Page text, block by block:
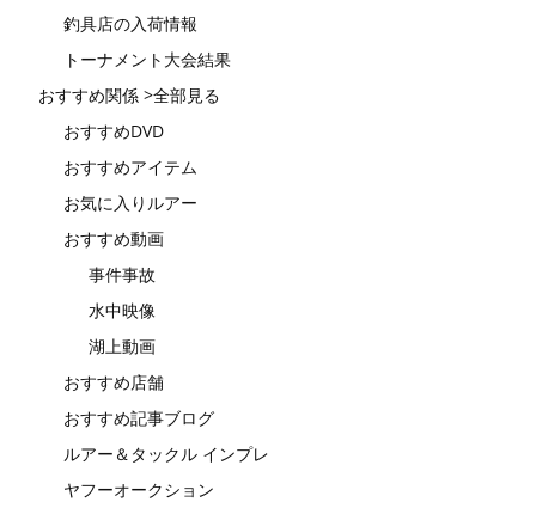
釣具店の入荷情報
トーナメント大会結果
おすすめ関係 >全部見る
おすすめDVD
おすすめアイテム
お気に入りルアー
おすすめ動画
事件事故
水中映像
湖上動画
おすすめ店舗
おすすめ記事ブログ
ルアー＆タックル インプレ
ヤフーオークション